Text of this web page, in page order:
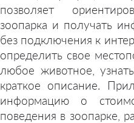
позволяет
зоопарка и получать
без подключения к
определить свое
любое животное,
краткое описание.
информацию о
поведения в зоопарке,